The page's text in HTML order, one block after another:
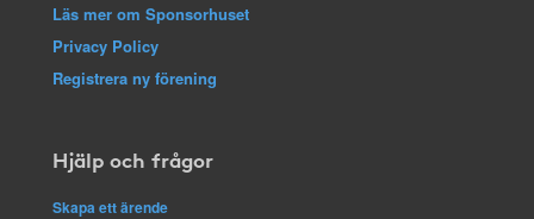
Läs mer om Sponsorhuset
Privacy Policy
Registrera ny förening
Hjälp och frågor
Skapa ett ärende